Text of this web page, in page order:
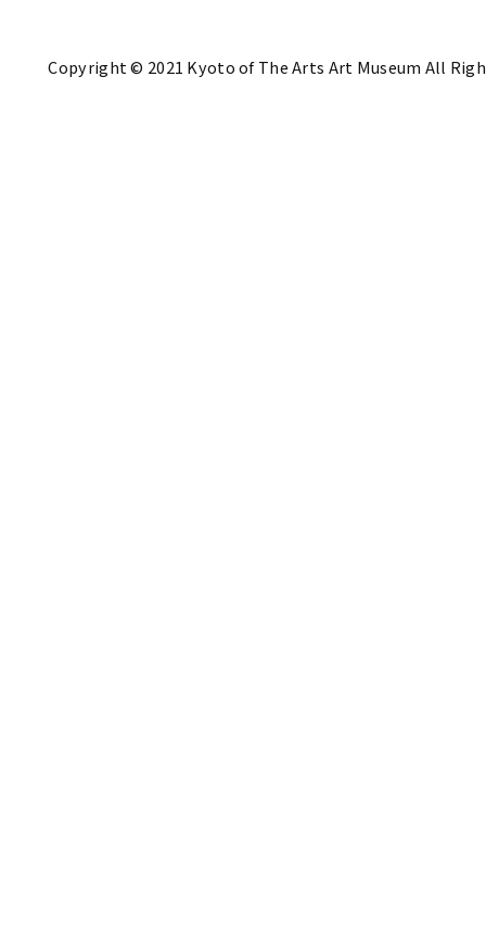
Copyright © 2021 Kyoto of The Arts Art Museum All